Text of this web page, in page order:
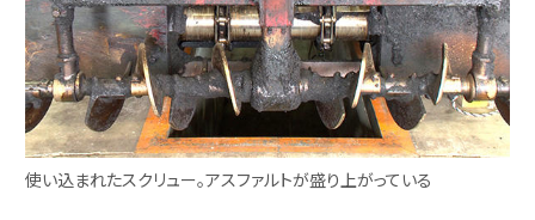
使い込まれたスクリュー。アスファルトが盛り上がっている